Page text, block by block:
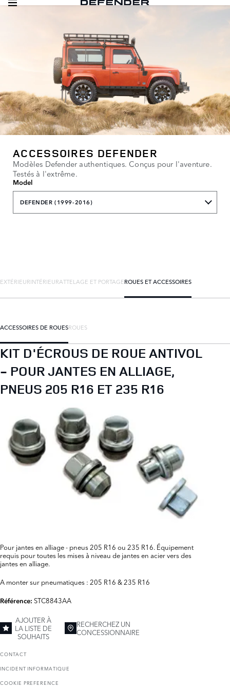
ACCESSOIRES DEFENDER
Modèles Defender authentiques. Conçus pour l'aventure.
Testés à l'extrême.
Model
DEFENDER (1999-2016)
EXTÉRIEURINTÉRIEURATTELAGE ET PORTAGEROUES ET ACCESSOIRES
ACCESSOIRES DE ROUESROUES
KIT D'ÉCROUS DE ROUE ANTIVOL
- POUR JANTES EN ALLIAGE,
PNEUS 205 R16 ET 235 R16
Pour jantes en alliage - pneus 205 R16 ou 235 R16. Équipement
requis pour toutes les mises à niveau de jantes en acier vers des
jantes en alliage.
A monter sur pneumatiques : 205 R16 & 235 R16
Référence: STC8843AA
AJOUTER À
LA LISTE DE
SOUHAITS
RECHERCHEZ UN
CONCESSIONNAIRE
CONTACT
INCIDENT INFORMATIQUE
COOKIE PREFERENCE